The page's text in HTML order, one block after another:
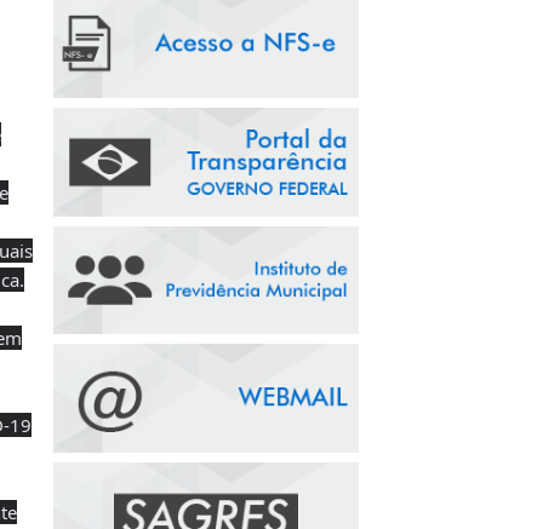
19